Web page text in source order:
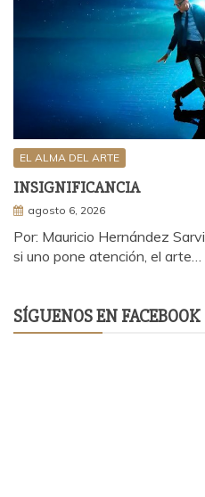
EL ALMA DEL ARTE
INSIGNIFICANCIA
agosto 6, 2026
Por: Mauricio Hernández
si uno pone atención, el arte…
SÍGUENOS EN FACEBOOK